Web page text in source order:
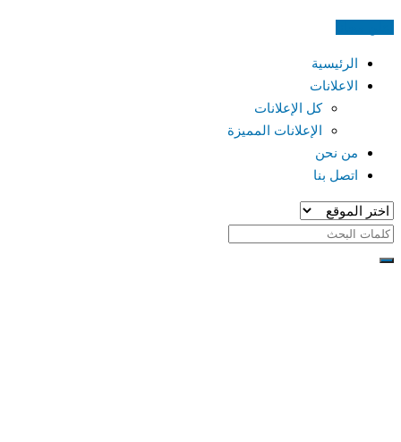
الرئيسية
الاعلانات
كل الإعلانات
الإعلانات المميزة
من نحن
اتصل بنا